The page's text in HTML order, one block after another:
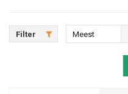
Filter
Meest